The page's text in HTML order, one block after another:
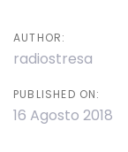
AUTHOR:
radiostresa
PUBLISHED ON:
16 Agosto 2018